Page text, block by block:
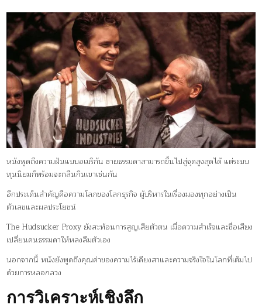
หนังพูดถึงความฝันแบบอเมริกัน ชายธรรมดาสามารถขึ้นไปสู่จุดสูงสุดได้ แต่ระบบ
ทุนนิยมก็พร้อมจะกลืนกินเขาเช่นกัน
อีกประเด็นสำคัญคือความโลภของโลกธุรกิจ ผู้บริหารในเรื่องมองทุกอย่างเป็น
ตัวเลขและผลประโยชน์
The Hudsucker Proxy ยังสะท้อนการสูญเสียตัวตน เมื่อความสำเร็จและชื่อเสียง
เปลี่ยนคนธรรมดาให้หลงลืมตัวเอง
นอกจากนี้ หนังยังพูดถึงคุณค่าของความไร้เดียงสาและความจริงใจในโลกที่เต็มไป
ด้วยการหลอกลวง
การวิเคราะห์เชิงลึก